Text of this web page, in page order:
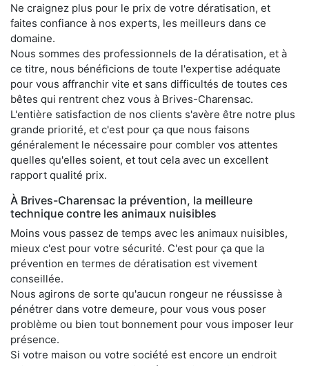
Ne craignez plus pour le prix de votre dératisation, et
faites confiance à nos experts, les meilleurs dans ce
domaine.
Nous sommes des professionnels de la dératisation, et à
ce titre, nous bénéficions de toute l'expertise adéquate
pour vous affranchir vite et sans difficultés de toutes ces
bêtes qui rentrent chez vous à Brives-Charensac.
L'entière satisfaction de nos clients s'avère être notre plus
grande priorité, et c'est pour ça que nous faisons
généralement le nécessaire pour combler vos attentes
quelles qu'elles soient, et tout cela avec un excellent
rapport qualité prix.
À Brives-Charensac la prévention, la meilleure
technique contre les animaux nuisibles
Moins vous passez de temps avec les animaux nuisibles,
mieux c'est pour votre sécurité. C'est pour ça que la
prévention en termes de dératisation est vivement
conseillée.
Nous agirons de sorte qu'aucun rongeur ne réussisse à
pénétrer dans votre demeure, pour vous vous poser
problème ou bien tout bonnement pour vous imposer leur
présence.
Si votre maison ou votre société est encore un endroit